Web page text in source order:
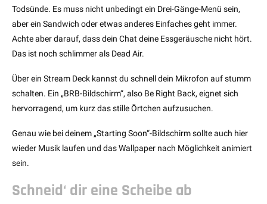
Todsünde. Es muss nicht unbedingt ein Drei-Gänge-Menü sein,
aber ein Sandwich oder etwas anderes Einfaches geht immer.
Achte aber darauf, dass dein Chat deine Essgeräusche nicht hört.
Das ist noch schlimmer als Dead Air.
Über ein Stream Deck kannst du schnell dein Mikrofon auf stumm
schalten. Ein „BRB-Bildschirm“, also Be Right Back, eignet sich
hervorragend, um kurz das stille Örtchen aufzusuchen.
Genau wie bei deinem „Starting Soon“-Bildschirm sollte auch hier
wieder Musik laufen und das Wallpaper nach Möglichkeit animiert
sein.
Schneid‘ dir eine Scheibe ab